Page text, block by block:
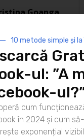
Goanga
10 metode simple și
ul: ”A
cum
în 2024 și cum
exponențial